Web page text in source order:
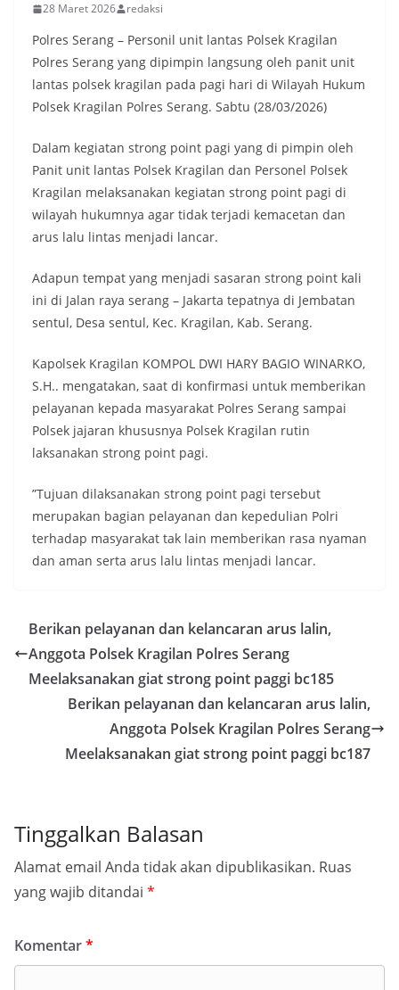
28 Maret 2026 redaksi
Polres Serang – Personil unit lantas Polsek Kragilan
Polres Serang yang dipimpin langsung oleh panit unit
lantas polsek kragilan pada pagi hari di Wilayah Hukum
Polsek Kragilan Polres Serang. Sabtu (28/03/2026)
Dalam kegiatan strong point pagi yang di pimpin oleh
Panit unit lantas Polsek Kragilan dan Personel Polsek
Kragilan melaksanakan kegiatan strong point pagi di
wilayah hukumnya agar tidak terjadi kemacetan dan
arus lalu lintas menjadi lancar.
Adapun tempat yang menjadi sasaran strong point kali
ini di Jalan raya serang – Jakarta tepatnya di Jembatan
sentul, Desa sentul, Kec. Kragilan, Kab. Serang.
Kapolsek Kragilan KOMPOL DWI HARY BAGIO WINARKO,
S.H.. mengatakan, saat di konfirmasi untuk memberikan
pelayanan kepada masyarakat Polres Serang sampai
Polsek jajaran khususnya Polsek Kragilan rutin
laksanakan strong point pagi.
”Tujuan dilaksanakan strong point pagi tersebut
merupakan bagian pelayanan dan kepedulian Polri
terhadap masyarakat tak lain memberikan rasa nyaman
dan aman serta arus lalu lintas menjadi lancar.
Berikan pelayanan dan kelancaran arus lalin,
Anggota Polsek Kragilan Polres Serang
Meelaksanakan giat strong point paggi bc185
Berikan pelayanan dan kelancaran arus lalin,
Anggota Polsek Kragilan Polres Serang
Meelaksanakan giat strong point paggi bc187
Tinggalkan Balasan
Alamat email Anda tidak akan dipublikasikan. Ruas
yang wajib ditandai *
Komentar*